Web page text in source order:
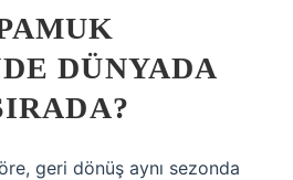
DÜNYADA
geri dönüş aynı sezonda